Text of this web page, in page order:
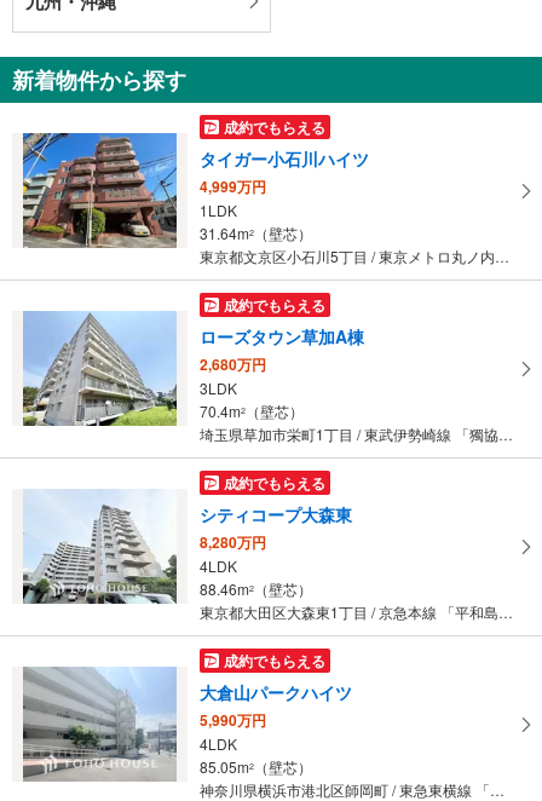
新着物件から探す
成約でもらえる
タイガー小石川ハイツ
4,999万円
1LDK
31.64m2
（壁芯）
東京都文京区小石川5丁目 / 東京メトロ丸ノ内線 「茗荷谷」駅 徒歩9分
成約でもらえる
ローズタウン草加A棟
2,680万円
3LDK
70.4m2
（壁芯）
埼玉県草加市栄町1丁目 / 東武伊勢崎線 「獨協大学前」駅 徒歩9分
成約でもらえる
シティコープ大森東
8,280万円
4LDK
88.46m2
（壁芯）
東京都大田区大森東1丁目 / 京急本線 「平和島」駅 徒歩7分
成約でもらえる
大倉山パークハイツ
5,990万円
4LDK
85.05m2
（壁芯）
神奈川県横浜市港北区師岡町 / 東急東横線 「大倉山」駅 徒歩6分